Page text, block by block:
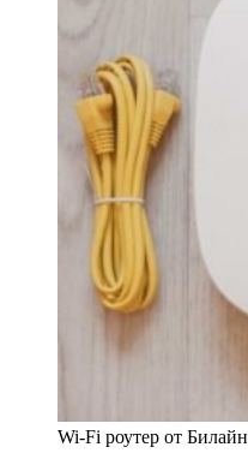
Wi-Fi роутер от Билайн